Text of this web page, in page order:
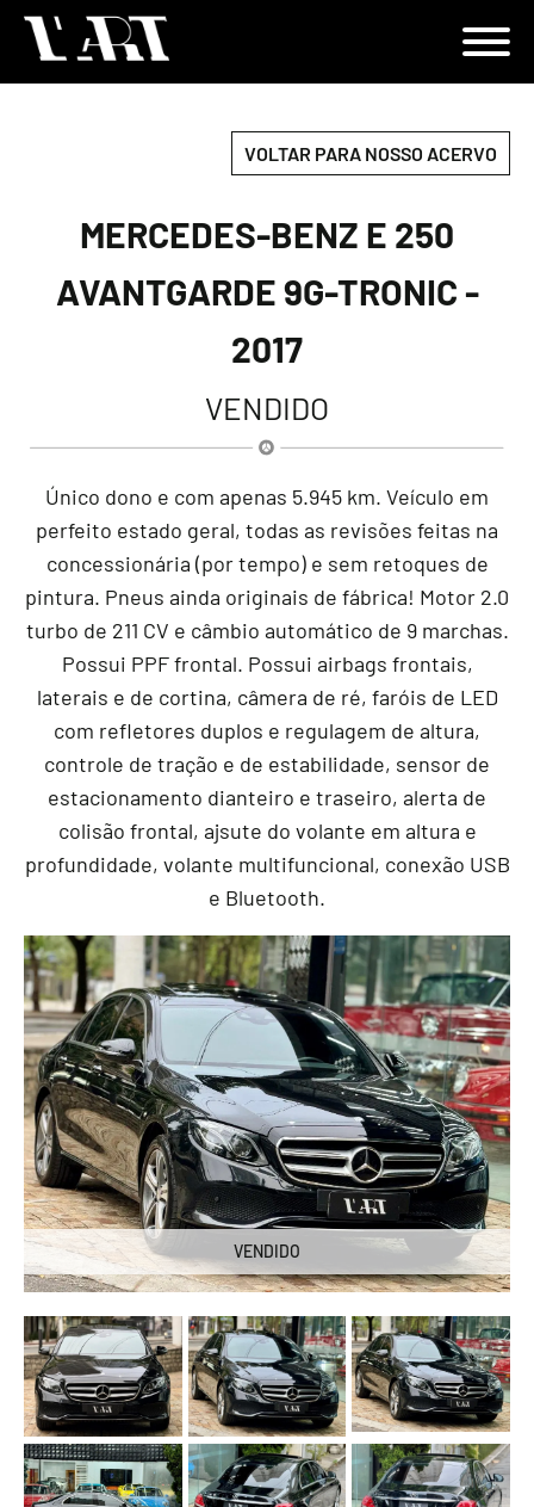
VOLTAR PARA NOSSO ACERVO
MERCEDES-BENZ E 250
AVANTGARDE 9G-TRONIC -
2017
VENDIDO
Único dono e com apenas 5.945 km. Veículo em
perfeito estado geral, todas as revisões feitas na
concessionária (por tempo) e sem retoques de
pintura. Pneus ainda originais de fábrica! Motor 2.0
turbo de 211 CV e câmbio automático de 9 marchas.
Possui PPF frontal. Possui airbags frontais,
laterais e de cortina, câmera de ré, faróis de LED
com refletores duplos e regulagem de altura,
controle de tração e de estabilidade, sensor de
estacionamento dianteiro e traseiro, alerta de
colisão frontal, ajsute do volante em altura e
profundidade, volante multifuncional, conexão USB
e Bluetooth.
VENDIDO